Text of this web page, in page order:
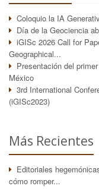
Coloquio la IA
Día de la Geociencia
iGISc 2026 Call for
Geographical...
Presentación del
México
3rd International
(iGISc2023)
Más Recientes
Editoriales
cómo romper...